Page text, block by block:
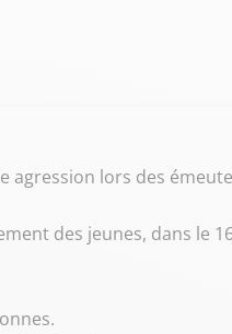
lors des
des jeunes, dans le